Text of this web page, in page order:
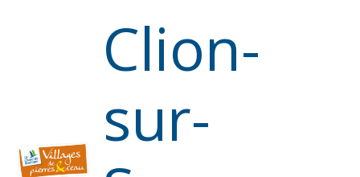
Clion-
sur-